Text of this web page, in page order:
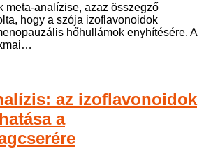
meta-analízise, azaz összegző
hogy a szója izoflavonoidok
hőhullámok enyhítésére. A
…
az izoflavonoidok
a